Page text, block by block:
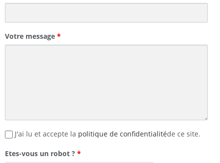
Votre message *
J'ai lu et accepte la politique de confidentialitéde ce site.
Etes-vous un robot ? *